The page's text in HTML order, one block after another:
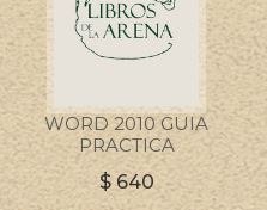
WORD 2010 GUIA
PRACTICA
$ 640